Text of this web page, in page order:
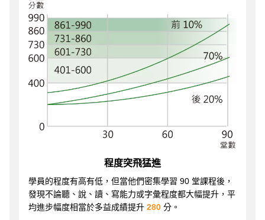
程度突飛猛進
學員的程度有高有低，但當他們密集學習 90 堂課程後，
發現不論聽、說、讀、寫能力或字彙程度都大幅提升，平
均進步幅度相當於多益成績提升 280 分。